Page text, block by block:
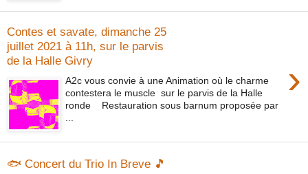
Contes et savate, dimanche 25
juillet 2021 à 11h, sur le parvis
de la Halle Givry
›
A2c vous convie à une Animation où le charme
contestera le muscle sur le parvis de la Halle
ronde Restauration sous barnum proposée par
🐟 Concert du Trio In Breve 🎵